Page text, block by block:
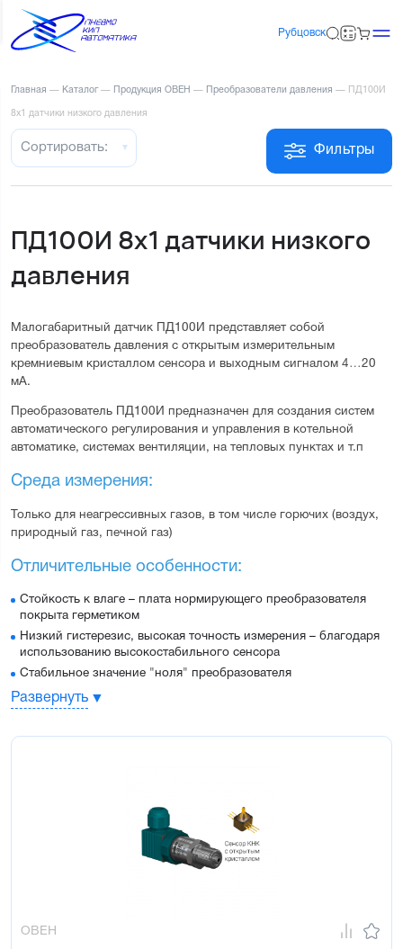
Рубцовск
Главная — Каталог — Продукция ОВЕН — Преобразователи давления — ПД100И
8х1 датчики низкого давления
Фильтры
Сортировать:
ПД100И 8х1 датчики низкого
давления
Малогабаритный датчик ПД100И представляет собой
преобразователь давления с открытым измерительным
кремниевым кристаллом сенсора и выходным сигналом 4…20
мА.
Преобразователь ПД100И предназначен для создания систем
автоматического регулирования и управления в котельной
автоматике, системах вентиляции, на тепловых пунктах и т.п
Среда измерения:
Только для неагрессивных газов, в том числе горючих (воздух,
природный газ, печной газ)
Отличительные особенности:
Стойкость к влаге – плата нормирующего преобразователя
покрыта герметиком
Низкий гистерезис, высокая точность измерения – благодаря
использованию высокостабильного сенсора
Стабильное значение "ноля" преобразователя
Датчик внесен в Государственный реестр средств измерения
Тип измеряемого давления – избыточное (ДИ),
вакуумметрическое (ДВ), избыточно-вакуумметрическое (ДИВ)
Диапазон температур измеряемой среды: –40…+100 °С
Развернуть
ОВЕН